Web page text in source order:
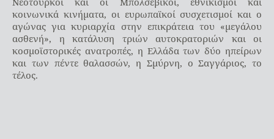
κοινωνικά κινήματα, οι ευρωπαϊκοί συσχετισμοί και ο
αγώνας για κυριαρχία στην επικράτεια του «μεγάλου
ασθενή», η κατάλυση τριών αυτοκρατοριών και οι
κοσμοϊστορικές ανατροπές, η Ελλάδα των δύο ηπείρων
και των πέντε θαλασσών, η Σμύρνη, ο Σαγγάριος, το
τέλος.